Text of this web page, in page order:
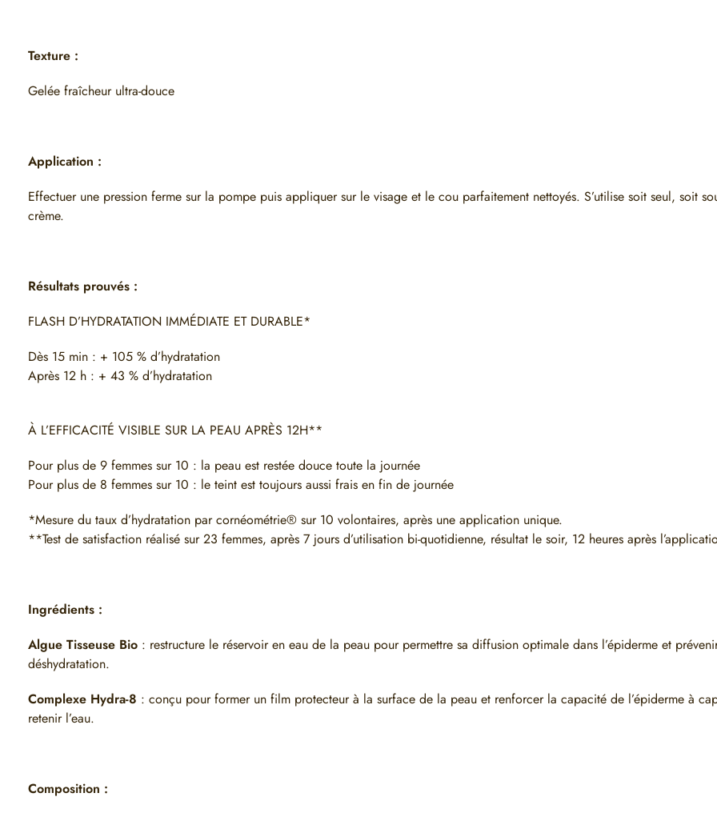
Texture :
Gelée fraîcheur ultra-douce
Application :
Effectuer une pression ferme sur la pompe puis appliquer sur le visage et le cou parfaitement nettoyés. S’utilise soit seul, soit
crème.
Résultats prouvés :
FLASH D’HYDRATATION IMMÉDIATE ET DURABLE*
Dès 15 min : + 105 % d’hydratation
Après 12 h : + 43 % d’hydratation
À L’EFFICACITÉ VISIBLE SUR LA PEAU APRÈS 12H**
Pour plus de 9 femmes sur 10 : la peau est restée douce toute la journée
Pour plus de 8 femmes sur 10 : le teint est toujours aussi frais en fin de journée
*Mesure du taux d’hydratation par cornéométrie® sur 10 volontaires, après une application unique.
**Test de satisfaction réalisé sur 23 femmes, après 7 jours d’utilisation bi-quotidienne, résultat le soir, 12 heures après
Ingrédients :
Algue Tisseuse Bio : restructure le réservoir en eau de la peau pour permettre sa diffusion optimale dans l’épiderme et
déshydratation.
Complexe Hydra-8 : conçu pour former un film protecteur à la surface de la peau et renforcer la capacité de l’épiderme à
retenir l’eau.
Composition :